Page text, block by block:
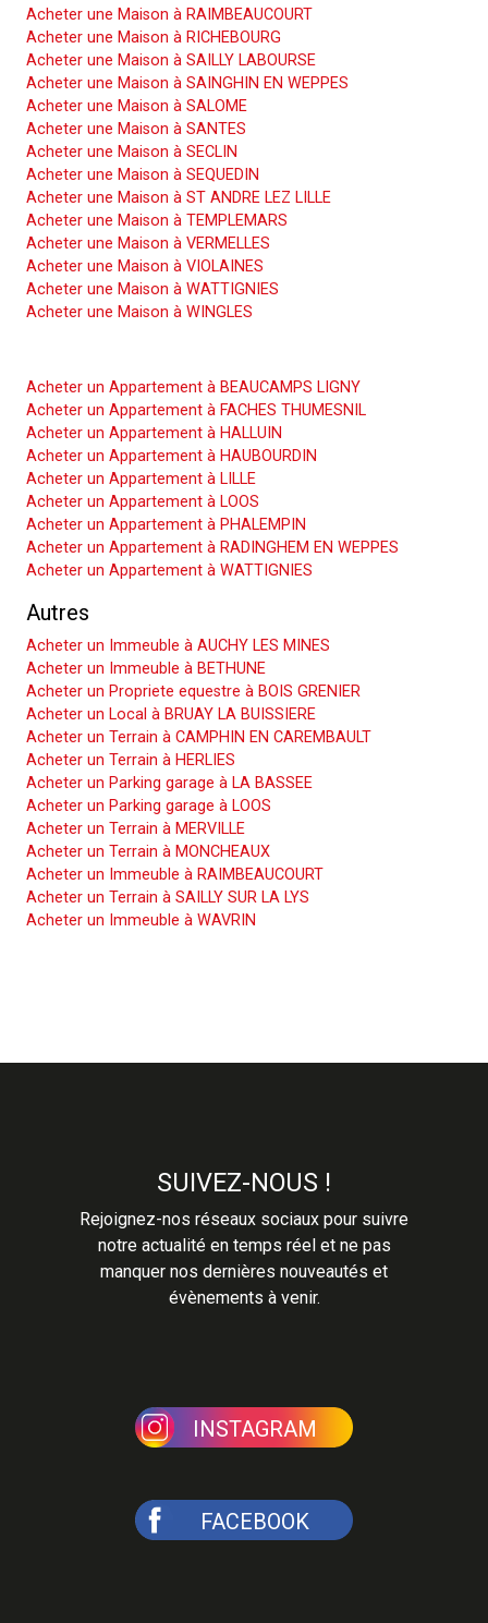
Acheter une Maison à RAIMBEAUCOURT
Acheter une Maison à RICHEBOURG
Acheter une Maison à SAILLY LABOURSE
Acheter une Maison à SAINGHIN EN WEPPES
Acheter une Maison à SALOME
Acheter une Maison à SANTES
Acheter une Maison à SECLIN
Acheter une Maison à SEQUEDIN
Acheter une Maison à ST ANDRE LEZ LILLE
Acheter une Maison à TEMPLEMARS
Acheter une Maison à VERMELLES
Acheter une Maison à VIOLAINES
Acheter une Maison à WATTIGNIES
Acheter une Maison à WINGLES
Acheter un Appartement à BEAUCAMPS LIGNY
Acheter un Appartement à FACHES THUMESNIL
Acheter un Appartement à HALLUIN
Acheter un Appartement à HAUBOURDIN
Acheter un Appartement à LILLE
Acheter un Appartement à LOOS
Acheter un Appartement à PHALEMPIN
Acheter un Appartement à RADINGHEM EN WEPPES
Acheter un Appartement à WATTIGNIES
Autres
Acheter un Immeuble à AUCHY LES MINES
Acheter un Immeuble à BETHUNE
Acheter un Propriete equestre à BOIS GRENIER
Acheter un Local à BRUAY LA BUISSIERE
Acheter un Terrain à CAMPHIN EN CAREMBAULT
Acheter un Terrain à HERLIES
Acheter un Parking garage à LA BASSEE
Acheter un Parking garage à LOOS
Acheter un Terrain à MERVILLE
Acheter un Terrain à MONCHEAUX
Acheter un Immeuble à RAIMBEAUCOURT
Acheter un Terrain à SAILLY SUR LA LYS
Acheter un Immeuble à WAVRIN
SUIVEZ-NOUS !
Rejoignez-nos réseaux sociaux pour suivre
notre actualité en temps réel et ne pas
manquer nos dernières nouveautés et
évènements à venir.
INSTAGRAM
FACEBOOK